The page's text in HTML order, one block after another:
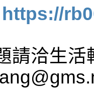
https://
請洽生